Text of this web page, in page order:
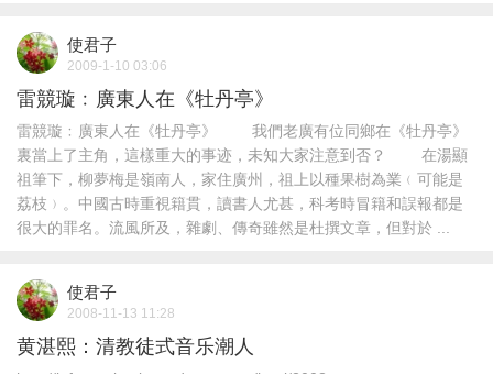
使君子
2009-1-10 03:06
雷競璇﹕廣東人在《牡丹亭》
雷競璇﹕廣東人在《牡丹亭》 我們老廣有位同鄉在《牡丹亭》
裏當上了主角，這樣重大的事迹，未知大家注意到否？ 在湯顯
祖筆下，柳夢梅是嶺南人，家住廣州，祖上以種果樹為業﹙可能是
荔枝﹚。中國古時重視籍貫，讀書人尤甚，科考時冒籍和誤報都是
很大的罪名。流風所及，雜劇、傳奇雖然是杜撰文章，但對於 ...
使君子
2008-11-13 11:28
黄湛熙：清教徒式音乐潮人